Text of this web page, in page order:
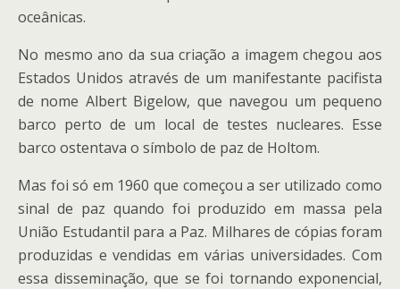
oceânicas.
No mesmo ano da sua criação a imagem chegou aos
Estados Unidos através de um manifestante pacifista
de nome Albert Bigelow, que navegou um pequeno
barco perto de um local de testes nucleares. Esse
barco ostentava o símbolo de paz de Holtom.
Mas foi só em 1960 que começou a ser utilizado como
sinal de paz quando foi produzido em massa pela
União Estudantil para a Paz. Milhares de cópias foram
produzidas e vendidas em várias universidades. Com
essa disseminação, que se foi tornando exponencial,